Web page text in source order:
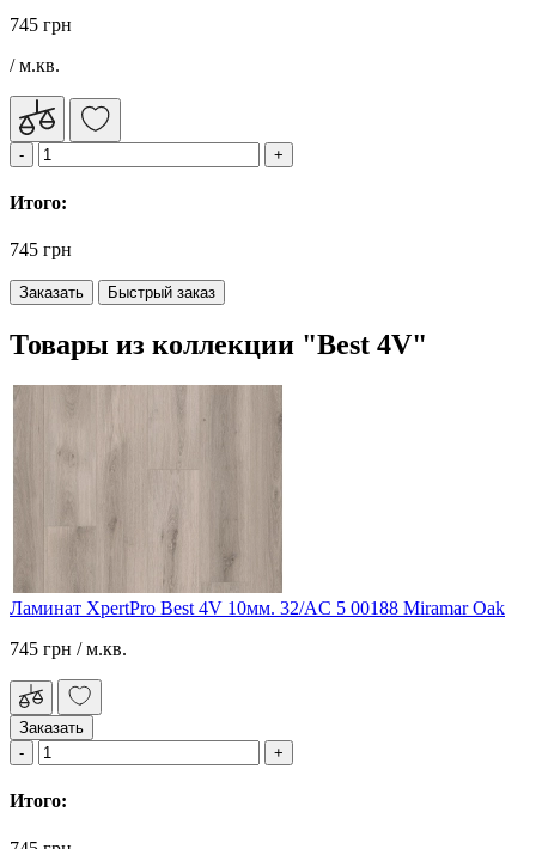
745 грн
/ м.кв.
Итого:
745 грн
Заказать Быстрый заказ
Товары из коллекции "Best 4V"
Ламинат XpertPro Best 4V 10мм. 32/AC 5 00188 Miramar Oak
745 грн / м.кв.
Заказать
Итого: